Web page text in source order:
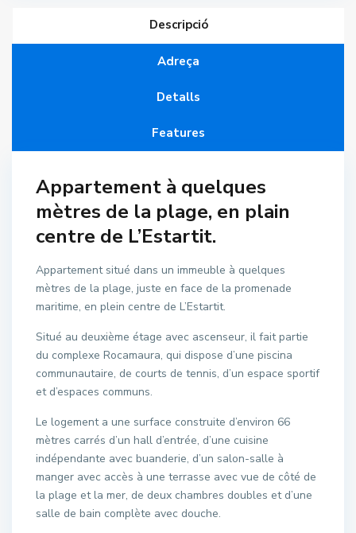
Descripció
Adreça
Detalls
Features
Appartement à quelques
mètres de la plage, en plain
centre de L’Estartit.
Appartement situé dans un immeuble à quelques
mètres de la plage, juste en face de la promenade
maritime, en plein centre de L’Estartit.
Situé au deuxième étage avec ascenseur, il fait partie
du complexe Rocamaura, qui dispose d’une piscina
communautaire, de courts de tennis, d’un espace sportif
et d’espaces communs.
Le logement a une surface construite d’environ 66
mètres carrés d’un hall d’entrée, d’une cuisine
indépendante avec buanderie, d’un salon-salle à
manger avec accès à une terrasse avec vue de côté de
la plage et la mer, de deux chambres doubles et d’une
salle de bain complète avec douche.
C
e
n